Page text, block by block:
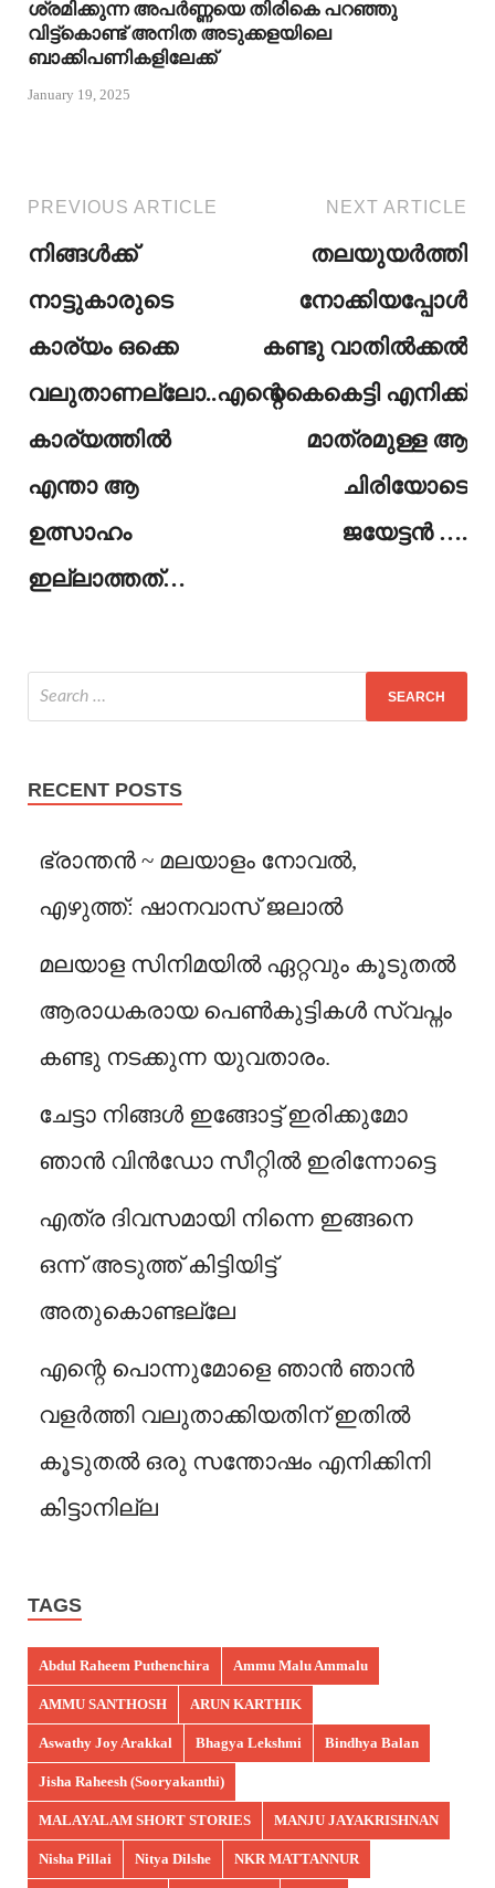
ശ്രമിക്കുന്ന അപർണ്ണയെ തിരികെ പറഞ്ഞു
വിട്ട്കൊണ്ട് അനിത അടുക്കളയിലെ
ബാക്കിപണികളിലേക്ക്
January 19, 2025
PREVIOUS ARTICLE
നിങ്ങൾക്ക്
നാട്ടുകാരുടെ
കാര്യം ഒക്കെ
വലുതാണല്ലോ..എന്റെ
കാര്യത്തിൽ
എന്താ ആ
ഉത്സാഹം
ഇല്ലാത്തത്…
NEXT ARTICLE
തലയുയർത്തി
നോക്കിയപ്പോൾ
കണ്ടു വാതിൽക്കൽ
കൈകെട്ടി എനിക്ക്
മാത്രമുള്ള ആ
ചിരിയോടെ
ജയേട്ടൻ ….
RECENT POSTS
ഭ്രാന്തൻ ~ മലയാളം നോവൽ,
എഴുത്ത്: ഷാനവാസ് ജലാൽ
മലയാള സിനിമയിൽ ഏറ്റവും കൂടുതൽ
ആരാധകരായ പെൺകുട്ടികൾ സ്വപ്നം
കണ്ടു നടക്കുന്ന യുവതാരം.
ചേട്ടാ നിങ്ങൾ ഇങ്ങോട്ട് ഇരിക്കുമോ
ഞാൻ വിൻഡോ സീറ്റിൽ ഇരിന്നോട്ടെ
എത്ര ദിവസമായി നിന്നെ ഇങ്ങനെ
ഒന്ന് അടുത്ത് കിട്ടിയിട്ട്
അതുകൊണ്ടല്ലേ
എന്റെ പൊന്നുമോളെ ഞാൻ ഞാൻ
വളർത്തി വലുതാക്കിയതിന് ഇതിൽ
കൂടുതൽ ഒരു സന്തോഷം എനിക്കിനി
കിട്ടാനില്ല
TAGS
Abdul Raheem Puthenchira Ammu Malu Ammalu
AMMU SANTHOSH ARUN KARTHIK
Aswathy Joy Arakkal Bhagya Lekshmi Bindhya Balan
Jisha Raheesh (Sooryakanthi)
MALAYALAM SHORT STORIES MANJU JAYAKRISHNAN
Nisha Pillai Nitya Dilshe NKR MATTANNUR